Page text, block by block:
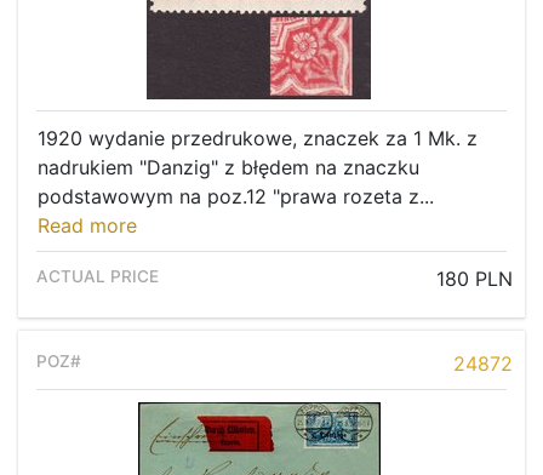
1920 wydanie przedrukowe, znaczek za 1 Mk. z
nadrukiem "Danzig" z błędem na znaczku
podstawowym na poz.12 "prawa rozeta z...
Read more
180 PLN
24872